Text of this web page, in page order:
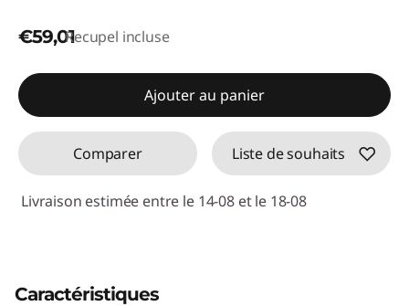
€59,01Recupel incluse
Ajouter au panier
Comparer Liste de souhaits
Livraison estimée entre le 14-08 et le 18-08
Caractéristiques